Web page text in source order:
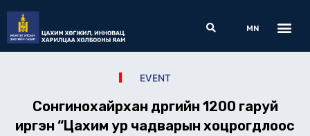
content
Search
MN
EVENT
Сонгинохайрхан дүүргийн 1200 гаруй
иргэн “Цахим ур чадварын хоцрогдлоос